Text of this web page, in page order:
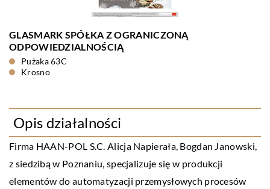
GLASMARK SPÓŁKA Z OGRANICZONĄ
ODPOWIEDZIALNOŚCIĄ
Pużaka 63C
Krosno
Opis działalności
Firma HAAN-POL S.C. Alicja Napierała, Bogdan Janowski,
z siedzibą w Poznaniu, specjalizuje się w produkcji
elementów do automatyzacji przemysłowych procesów